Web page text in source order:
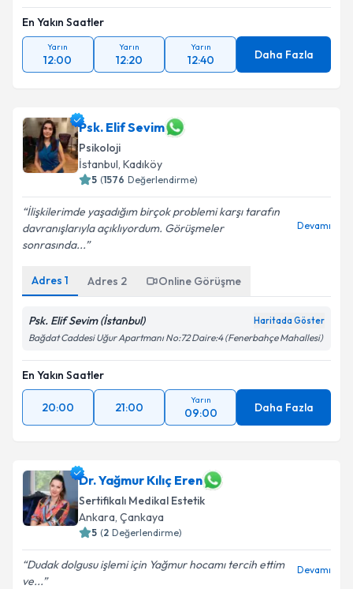
Metni'ni okudum ve kişisel verilerimin belirtilen
kapsamda işlenmesini kabul ediyorum.
Takvim Talebini Gönder
En Yakın Saatler
Yarın
12:00
Yarın
12:20
Yarın
12:40 Daha Fazla
Psk. Elif Sevim
Psikoloji
İstanbul, Kadıköy
5 (1576 Değerlendirme)
İlişkilerimde yaşadığım birçok problemi karşı tarafın
davranışlarıyla açıklıyordum. Görüşmeler
sonrasında...
Devamı
Adres 1 Adres 2 Online Görüşme
Psk. Elif Sevim (İstanbul) Haritada Göster
Bağdat Caddesi Uğur Apartmanı No:72 Daire:4 (Fenerbahçe Mahallesi)
En Yakın Saatler
20:00 21:00
Yarın
09:00 Daha Fazla
Dr. Yağmur Kılıç Eren
Sertifikalı Medikal Estetik
Ankara, Çankaya
5 (2 Değerlendirme)
Dudak dolgusu işlemi için Yağmur hocamı tercih ettim
ve...
Devamı